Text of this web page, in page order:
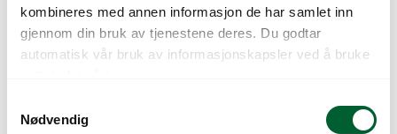
kombineres med annen informasjon de har samlet inn
gjennom din bruk av tjenestene deres. Du godtar
automatisk vår bruk av informasjonskapsler ved å bruke
Nødvendig
BERRY BLUES
BUTTERSCOTCH